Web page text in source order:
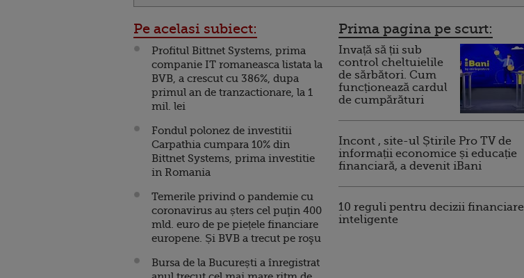
Pe acelasi subiect:
Profitul Bittnet Systems, prima
companie IT romaneasca listata la
BVB, a crescut cu 386%, dupa
primul an de tranzactionare, la 1
mil. lei
Fondul polonez de investitii
Carpathia cumpara 10% din
Bittnet Systems, prima investitie
in Romania
Temerile privind o pandemie cu
coronavirus au șters cel puţin 400
mld. euro de pe piețele financiare
europene. Și BVB a trecut pe roşu
Bursa de la București a înregistrat
Prima pagina pe scurt:
Invață să ții sub
control cheltuielile
de sărbători. Cum
funcționează cardul
de cumpărături
Incont , site-ul Știrile Pro TV de
informații economice și educație
financiară, a devenit iBani
10 reguli pentru decizii financiare
inteligente